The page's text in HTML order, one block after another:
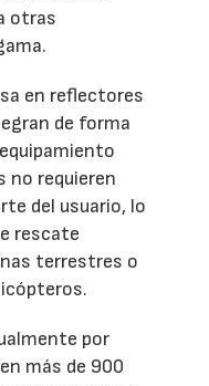
otras
en reflectores
de forma
no requieren
del usuario, lo
rescate
terrestres o
por
más de 900